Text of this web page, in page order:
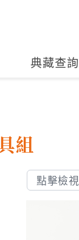
典藏查詢
組
點擊檢